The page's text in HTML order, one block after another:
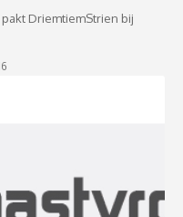
pakt DriemtiemStrien bij